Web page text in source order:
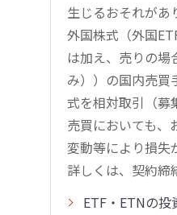
生じるおそれがあ
外国株式（外国
は加え、売りの
み））の国内売買
式を相対取引（募
売買においても、
変動等により損失
詳しくは、契約締
ETF・ETNの